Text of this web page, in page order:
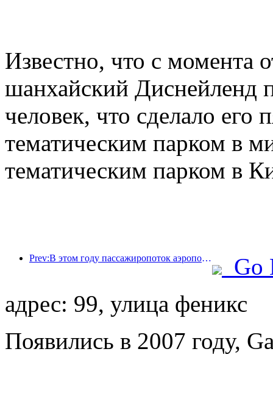
Известно, что с момента
шанхайский Диснейленд
человек, что сделало
тематическим парком в
тематическим парком в
Prev:В этом году пассажиропоток аэропорта Шэньчжэня превысил 3 миллиона человек, установив новый рекорд за аналогичный период.
Go
адрес: 99, улица феникс
Появились в 2007 году,